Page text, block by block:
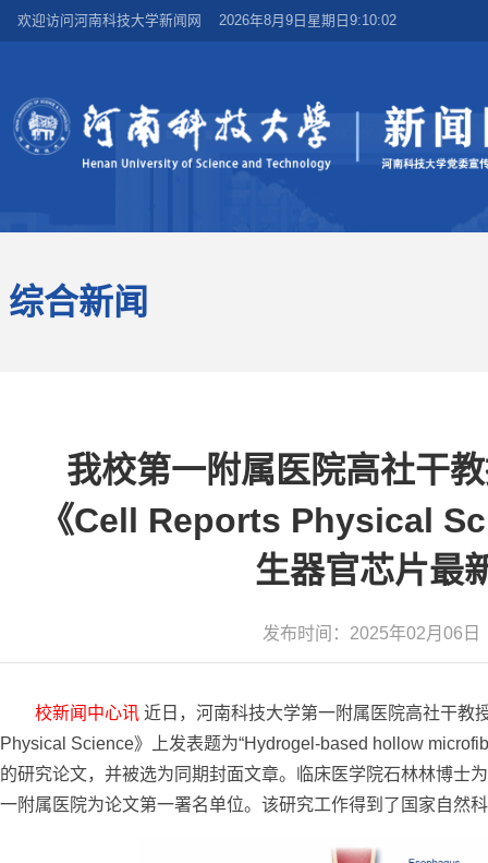
欢迎访问河南科技大学新闻网 2026年8月9日星期日9:10:03
综合新闻
我校第一附属医院高社干
《Cell Reports Physical
生器官芯片最
发布时间：2025年02月06
校新闻中心讯 近日，河南科技大学第一附属医院高社干教
Physical Science》上发表题为“Hydrogel-based hollow
的研究论文，并被选为同期封面文章。临床医学院石林林博士
一附属医院为论文第一署名单位。该研究工作得到了国家自然